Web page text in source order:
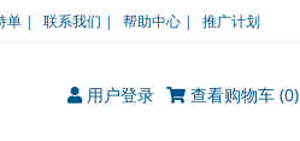
单 | 联系我们 | 帮助中心 | 推广计划
查看购物车 (0)
用户登录